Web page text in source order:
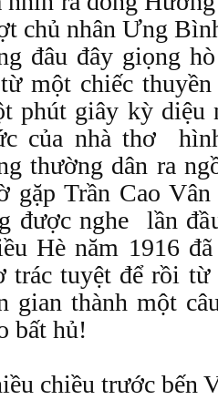
chủ nhân Ưng
đâu đây giọng
một chiếc
phút giây kỳ diệu
của nhà thơ
thường dân ra
gặp Trần Cao
được nghe lần
Hè năm 1916
trác tuyệt để rồi
gian thành một
bất hủ!
chiều trước bến